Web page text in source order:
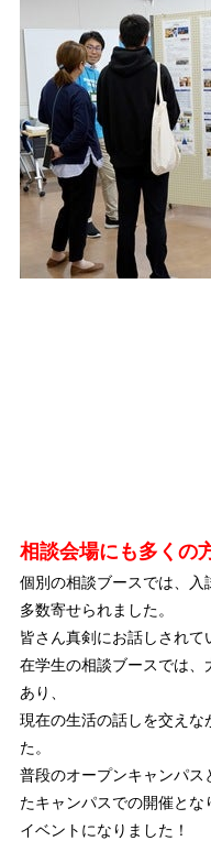
相談会場にも多くの
個別の相談ブースでは、
多数寄せられました。
皆さん真剣にお話しされて
在学生の相談ブースでは
あり、
現在の生活の話しを交え
た。
普段のオープンキャンパ
たキャンパスでの開催と
イベントになりました！